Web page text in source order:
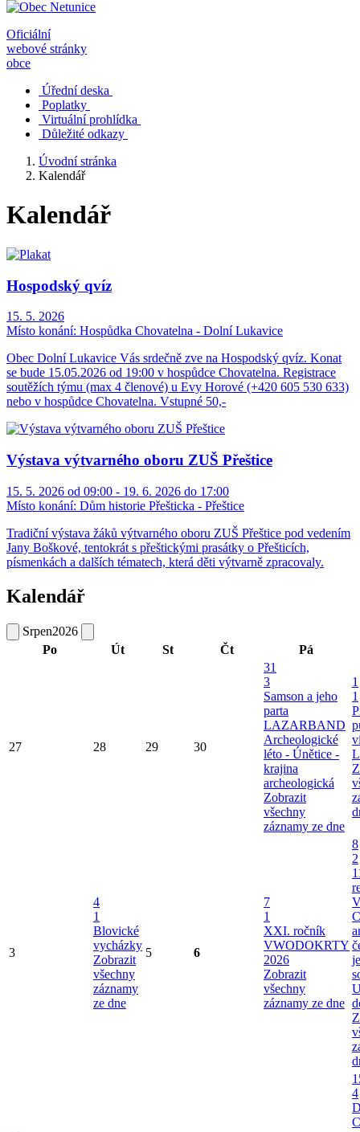
Oficiální
webové stránky
obce
Úřední deska
Poplatky
Virtuální prohlídka
Důležité odkazy
Úvodní stránka
Kalendář
Kalendář
Hospodský qvíz
15. 5. 2026
Místo konání: Hospůdka Chovatelna - Dolní Lukavice
Obec Dolní Lukavice Vás srdečně zve na Hospodský qvíz. Konat
se bude 15.05.2026 od 19:00 v hospůdce Chovatelna. Registrace
soutěžích týmu (max 4 členové) u Evy Horové (+420 605 530 633)
nebo v hospůdce Chovatelna. Vstupné 50,-
Výstava výtvarného oboru ZUŠ Přeštice
15. 5. 2026 od 09:00 - 19. 6. 2026 do 17:00
Místo konání: Dům historie Přešticka - Přeštice
Tradiční výstava žáků výtvarného oboru ZUŠ Přeštice pod vedením
Jany Boškové, tentokrát s přeštickými prasátky o Přešticích,
písmenkách a dalších tématech, která děti výtvarně zpracovaly.
Kalendář
Srpen2026
Po
Út St Čt Pá
27 28 29 30
31
3
Samson a jeho
parta
LAZARBAND
Archeologické
léto - Únětice -
krajina
archeologická
Zobrazit
všechny
záznamy ze dne
1
1
3
4
1
Blovické
vycházky
Zobrazit
všechny
záznamy
ze dne
5 6
7
1
XXI. ročník
VWODOKRTY
2026
Zobrazit
všechny
záznamy ze dne
8
2
4